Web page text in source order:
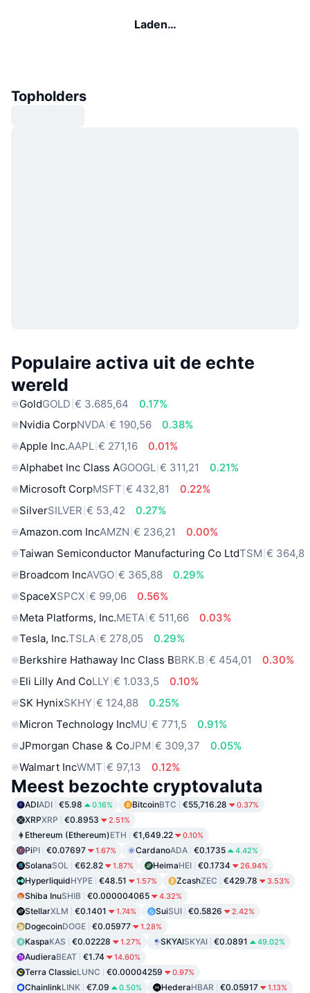
Laden…
Topholders
Populaire activa uit de echte
wereld
GoldGOLD € 3.685,64
0.17%
Nvidia CorpNVDA € 190,56
0.38%
Apple Inc.AAPL € 271,16
0.01%
Alphabet Inc Class AGOOGL € 311,21
0.21%
Microsoft CorpMSFT € 432,81
0.22%
SilverSILVER € 53,42
0.27%
Amazon.com IncAMZN € 236,21
0.00%
Taiwan Semiconductor Manufacturing Co LtdTSM € 364,8
Broadcom IncAVGO € 365,88
0.29%
SpaceXSPCX € 99,06
0.56%
Meta Platforms, Inc.META € 511,66
0.03%
Tesla, Inc.TSLA € 278,05
0.29%
Berkshire Hathaway Inc Class BBRK.B € 454,01
0.30%
Eli Lilly And CoLLY € 1.033,5
0.10%
SK HynixSKHY € 124,88
0.25%
Micron Technology IncMU € 771,5
0.91%
JPmorgan Chase & CoJPM € 309,37
0.05%
Walmart IncWMT € 97,13 0.12%
Meest bezochte cryptovaluta
ADIADI €5.98 0.16% BitcoinBTC €55,716.28 0.37%
XRPXRP €0.8953 2.51%
Ethereum (Ethereum)ETH €1,649.22 0.10%
PiPI €0.07697 1.67% CardanoADA €0.1735 4.42%
SolanaSOL €62.82 1.87% HeimaHEI €0.1734 26.94%
HyperliquidHYPE €48.51 1.57% ZcashZEC €429.78 3.53%
Shiba InuSHIB €0.000004065 4.32%
StellarXLM €0.1401 1.74% SuiSUI €0.5826 2.42%
DogecoinDOGE €0.05977 1.28%
KaspaKAS €0.02228 1.27% SKYAISKYAI €0.0891 49.02%
AudieraBEAT €1.74 14.60%
Terra ClassicLUNC €0.00004259 0.97%
ChainlinkLINK €7.09 0.50% HederaHBAR €0.05917 1.13%